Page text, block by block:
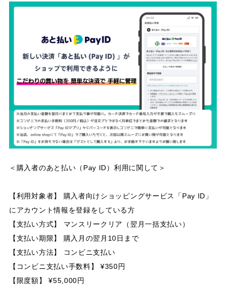
＜購入者のあと払い（Pay ID）利用に関して＞
【利用対象者】 購入者向けショッピングサービス「Pay ID」
にアカウント情報を登録をしている方
【支払い方式】 マンスリークリア（翌月一括支払い）
【支払い期限】 購入月の翌月10日まで
【支払い方法】 コンビニ支払い
【コンビニ支払い手数料】 ¥350円
【限度額】 ¥55,000円